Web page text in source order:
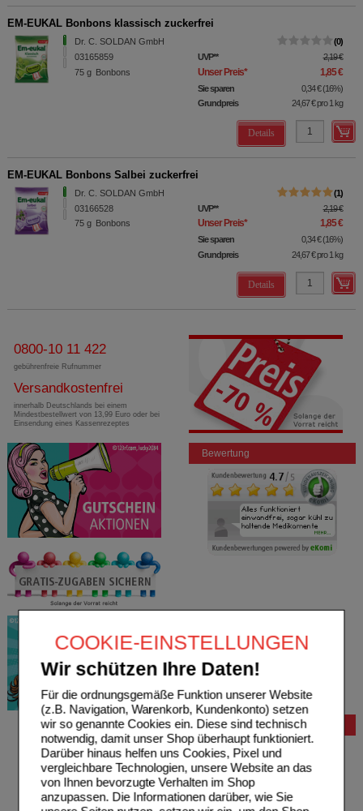
COOKIE-EINSTELLUNGEN
Wir schützen Ihre Daten!
Für die ordnungsgemäße Funktion unserer Website
(z.B. Navigation, Warenkorb, Kundenkonto) setzen
wir so genannte Cookies ein. Diese sind technisch
notwendig, damit unser Shop überhaupt funktioniert.
Darüber hinaus helfen uns Cookies, Pixel und
vergleichbare Technologien, unsere Website an das
von Ihnen bevorzugte Verhalten im Shop
anzupassen. Die Informationen darüber, wie Sie
EM-EUKAL Bonbons klassisch zuckerfrei
Dr. C. SOLDAN GmbH
03165859
75 g Bonbons
0
UVP** 2,19 €
Unser Preis* 1,85 €
Sie sparen 0,34 € (16%)
Grundpreis
24,67 €pro 1 kg
Details
EM-EUKAL Bonbons Salbei zuckerfrei
Dr. C. SOLDAN GmbH
03166528
75 g Bonbons
1
UVP** 2,19 €
Unser Preis* 1,85 €
Sie sparen 0,34 € (16%)
Grundpreis
24,67 €pro 1 kg
Details
0800-10 11 422
gebührenfreie Rufnummer
Versandkostenfrei
innerhalb Deutschlands bei einem
Mindestbestellwert von 13,99 Euro oder bei
Einsendung eines Kassenrezeptes
Bewertung
Bestellung
Hilfe zur Anmeldung
Hilfe zum Bestellvorgang
Zahlungsmöglichkeiten
Rezepte einlösen
Freiumschläge anfordern